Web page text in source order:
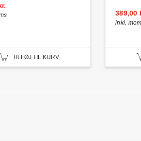
TILFØJ TIL KURV
389,00
inkl.